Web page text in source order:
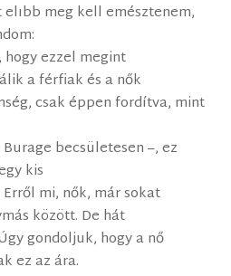
elıbb meg kell emésztenem,
hogy ezzel megint
a férfiak és a nők
csak éppen fordítva, mint
becsületesen –, ez
kis
mi, nők, már sokat
között. De hát
gondoljuk, hogy a nő
ez az ára.